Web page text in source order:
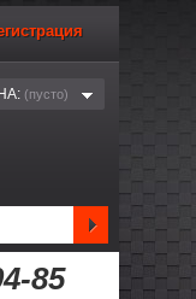
85
(пустo)